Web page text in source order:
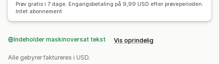
Prøv gratis i 7 dage. Engangsbetaling på 9,99 USD efter prøveperioden.
Intet abonnement
Indeholder maskinoversat tekst Vis oprindelig
Alle gebyrer faktureres i USD.